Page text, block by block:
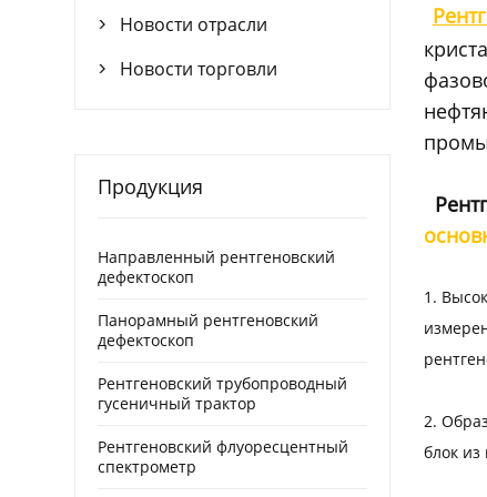
1.
2.
блок из
 Новости отрасли
 Новости торговли
Продукция
Направленный рентгеновский
дефектоскоп
Панорамный рентгеновский
дефектоскоп
Рентгеновский трубопроводный
гусеничный трактор
Рентгеновский флуоресцентный
спектрометр